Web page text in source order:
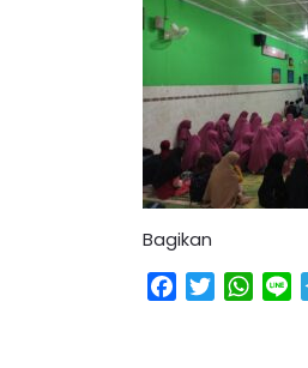
Bagikan
Facebook
Twitter